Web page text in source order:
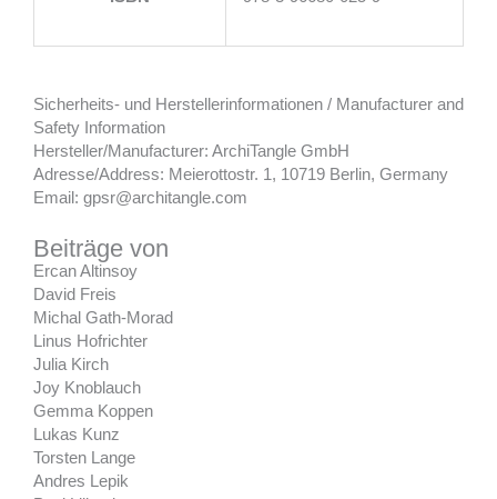
Sicherheits- und Herstellerinformationen / Manufacturer and
Safety Information
Hersteller/Manufacturer: ArchiTangle GmbH
Adresse/Address: Meierottostr. 1, 10719 Berlin, Germany
Email: gpsr@architangle.com
Beiträge von
Ercan Altinsoy
David Freis
Michal Gath-Morad
Linus Hofrichter
Julia Kirch
Joy Knoblauch
Gemma Koppen
Lukas Kunz
Torsten Lange
Andres Lepik